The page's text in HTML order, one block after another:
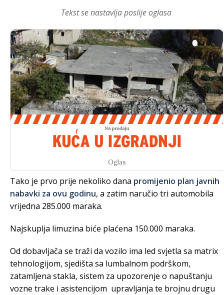
Tekst se nastavlja poslije oglasa
Oglas
Tako je prvo prije nekoliko dana promijenio plan javnih
nabavki za ovu godinu, a zatim naručio tri automobila
vrijedna 285.000 maraka.
Najskuplja limuzina biće plaćena 150.000 maraka.
Od dobavljača se traži da vozilo ima led svjetla sa matrix
tehnologijom, sjedišta sa lumbalnom podrškom,
zatamljena stakla, sistem za upozorenje o napuštanju
vozne trake i asistencijom upravljanja te brojnu drugu